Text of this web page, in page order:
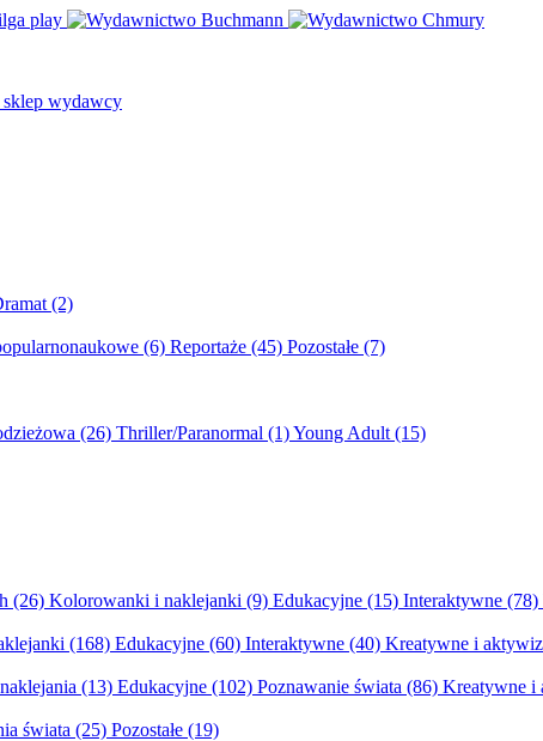
(2)
(6) Reportaże (45) Pozostałe (7)
(26) Thriller/Paranormal (1)Young Adult (15)
(26) Kolorowanki i naklejanki (9) Edukacyjne (15) Interaktywne (78)
(168) Edukacyjne (60) Interaktywne (40) Kreatywne i
(13) Edukacyjne (102) Poznawanie świata (86) Kreatywne i
świata (25) Pozostałe (19)